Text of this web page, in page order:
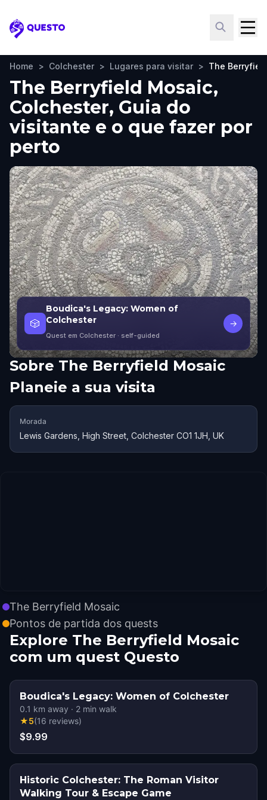
Questo
Home > Colchester > Lugares para visitar > The
The Berryfield Mosaic,
Colchester, Guia do
visitante e o que fazer por
perto
🎲
Boudica's Legacy: Women of
Colchester
Quest em Colchester · self-guided
→
Sobre The Berryfield Mosaic
Planeie a sua visita
Morada
Lewis Gardens, High Street, Colchester CO1 1JH, UK
The Berryfield Mosaic
Pontos de partida dos quests
Explore The Berryfield Mosaic
com um quest Questo
Boudica's Legacy: Women of Colchester
0.1 km away · 2 min walk
★5(16 reviews)
$9.99
Historic Colchester: The Roman Visitor
Walking Tour & Escape Game